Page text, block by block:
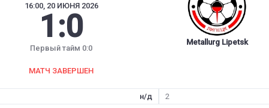
16:00, 20 ИЮНЯ 2026
1:0
Первый тайм 0:0
Metallurg Lipetsk
МАТЧ ЗАВЕРШЕН
н/д 2